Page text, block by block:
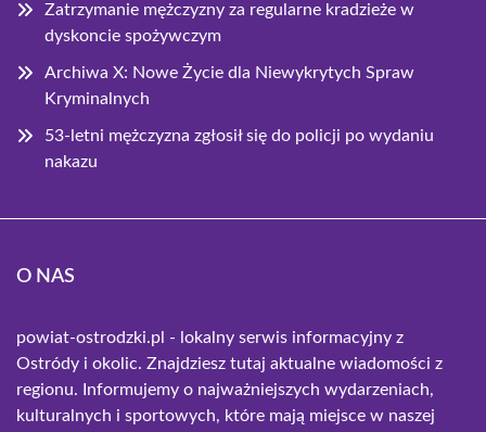
Zatrzymanie mężczyzny za regularne kradzieże w
dyskoncie spożywczym
Archiwa X: Nowe Życie dla Niewykrytych Spraw
Kryminalnych
53-letni mężczyzna zgłosił się do policji po wydaniu
nakazu
O NAS
powiat-ostrodzki.pl - lokalny serwis informacyjny z
Ostródy i okolic. Znajdziesz tutaj aktualne wiadomości z
regionu. Informujemy o najważniejszych wydarzeniach,
kulturalnych i sportowych, które mają miejsce w naszej